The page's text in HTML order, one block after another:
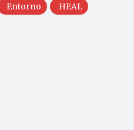
Entorno
HEAL